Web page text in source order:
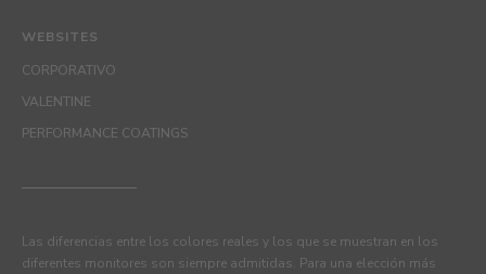
WEBSITES
CORPORATIVO
VALENTINE
PERFORMANCE COATINGS
Las diferencias entre los colores reales y los que se muestran en los
diferentes monitores son siempre admitidas. Para una elección más